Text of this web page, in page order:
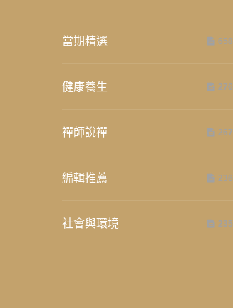
當期精選 658
健康養生 276
禪師說禪 267
編輯推薦 236
社會與環境 235